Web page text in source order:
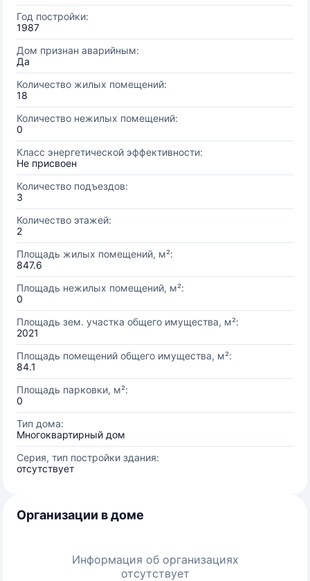
Год постройки:
1987
Дом признан аварийным:
Да
Количество жилых помещений:
18
Количество нежилых помещений:
0
Класс энергетической эффективности:
Не присвоен
Количество подъездов:
3
Количество этажей:
2
Площадь жилых помещений, м²:
847.6
Площадь нежилых помещений, м²:
0
Площадь зем. участка общего имущества, м²:
2021
Площадь помещений общего имущества, м²:
84.1
Площадь парковки, м²:
0
Тип дома:
Многоквартирный дом
Серия, тип постройки здания:
отсутствует
Организации в доме
Информация об организациях
отсутствует